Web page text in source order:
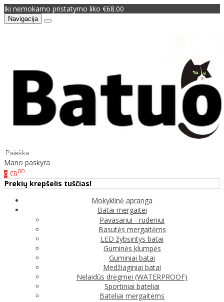
Iki nemokamo pristatymo liko €68.00
Navigacija
Mano paskyra
0 €000
Prekių krepšelis tuščias!
Mokyklinė apranga
Batai mergaitei
Pavasariui - rudeniui
Basutės mergaitėms
LED žybsintys batai
Guminės klumpės
Guminiai batai
Medžiaginiai batai
Nelaidūs drėgmei (WATERPROOF)
Sportiniai bateliai
Bateliai mergaitėms